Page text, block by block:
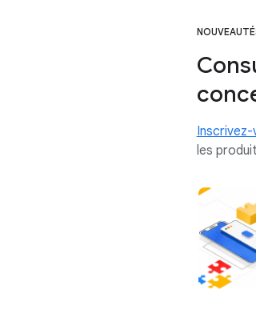
Inscrivez-
les